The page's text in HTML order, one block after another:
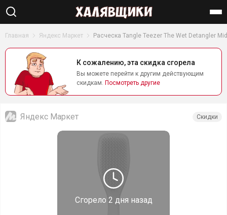
Найти
Главная Яндекс Маркет Расческа Tangle Teezer The Wet Detangler
К сожалению, эта скидка сгорела
Вы можете перейти к другим действующим
скидкам. Посмотреть другие
Сгорело 2 дня назад
Яндекс Маркет Скидки